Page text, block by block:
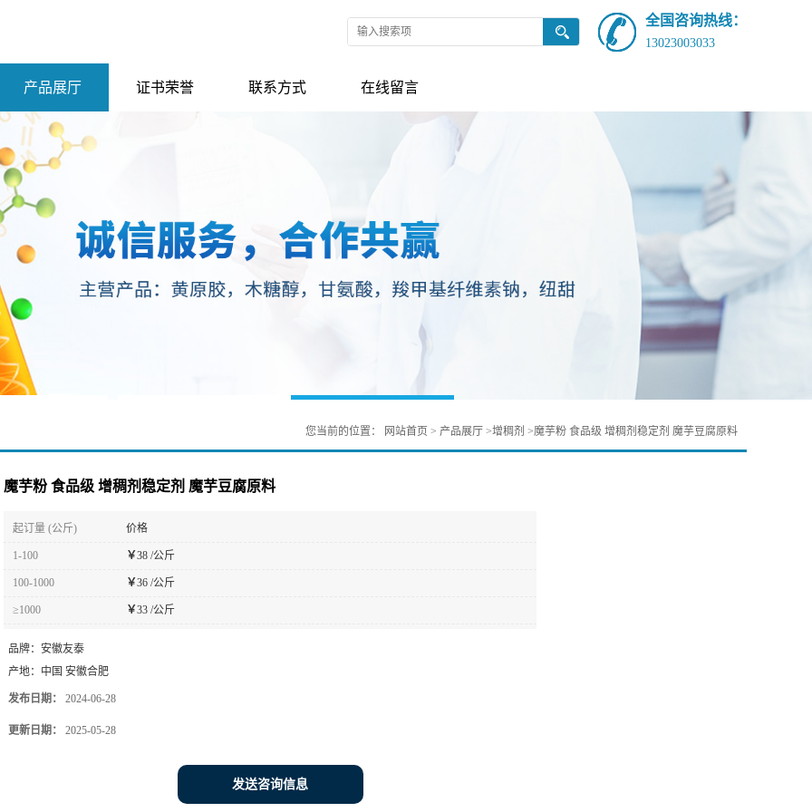
全国咨询热线：
13023003033
产品展厅 证书荣誉 联系方式 在线留言
您当前的位置： 网站首页 > 产品展厅 >增稠剂 >魔芋粉 食品级 增稠剂稳定剂 魔芋豆腐原料
魔芋粉 食品级 增稠剂稳定剂 魔芋豆腐原料
起订量 (公斤) 价格
1-100 ￥38 /公斤
100-1000 ￥36 /公斤
≥1000 ￥33 /公斤
品牌： 安徽友泰
产地： 中国 安徽合肥
发布日期： 2024-06-28
更新日期： 2025-05-28
发送咨询信息